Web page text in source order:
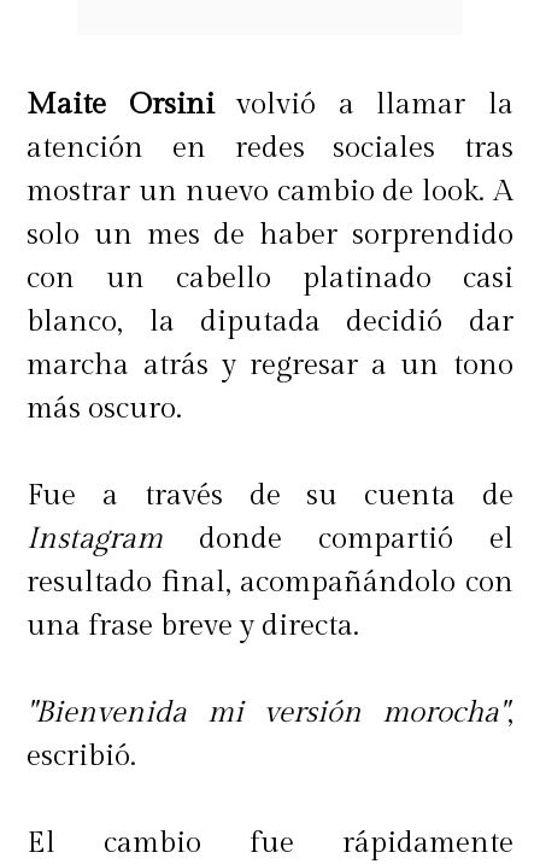
piscinas", señala el experto de
Redken, y agrega que se deben usar
"aceites y mascarillas que lo
mantengan hidratado y protegido".
Maite Orsinivolvió a llamar la
atención en redes sociales tras
mostrar un nuevo cambio de look. A
solo un mes de haber sorprendido
con un cabello platinado casi
blanco, la diputada decidió dar
marcha atrás y regresar a un tono
más oscuro.
Fue a través de su cuenta de
Instagram donde compartió el
resultado final, acompañándolo con
una frase breve y directa.
"Bienvenida mi versión morocha",
escribió.
El cambio fue rápidamente